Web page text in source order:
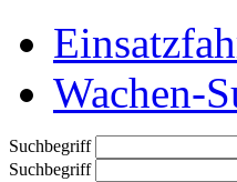
Wachen-
Suchbegriff
Suchbegriff